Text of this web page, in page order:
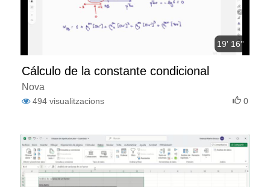
19' 16''
Cálculo de la constante condicional
Nova
494 visualitzacions 0